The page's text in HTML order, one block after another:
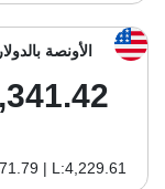
سعر جنيه الذهب
سام
سليمة جولد
سويس جولد
بي تي سي
جونير
نجم الدين
من نحن
الأونصة بالدولار
| L:4,229.61